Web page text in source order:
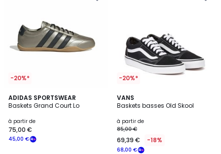
-20%*
ADIDAS SPORTSWEAR
Baskets Grand Court Lo
à partir de
45,00 €
75,00 €
4,6
/ 5
4
Couleurs
-20%*
VANS
Baskets basses Old Skool
à partir de
68,00 €
85,00 €
69,39 € -18%
4,6
/ 5
6
Couleurs